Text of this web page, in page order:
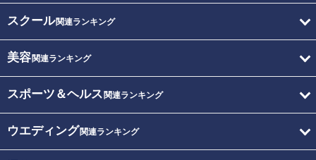
スクール関連ランキング
美容関連ランキング
スポーツ＆ヘルス 関連ランキング
ウエディング関連ランキング